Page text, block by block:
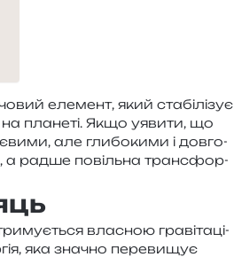
еле­мент, який ста­бі­лі­зує
пла­не­ті. Якщо уяви­ти, що
але гли­бо­ки­ми і дов­го­
а радше повіль­на транс­фор­
вла­сною гра­ві­та­ці­
яка зна­чно пере­ви­щує